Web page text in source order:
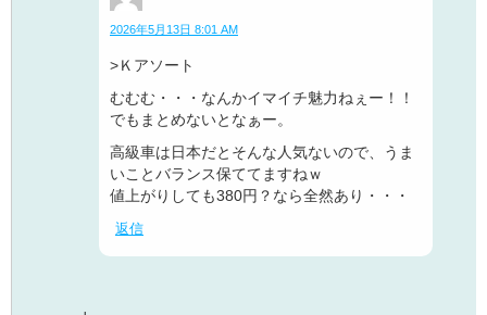
2026年5月13日 8:01 AM
>Ｋアソート
むむむ・・・なんかイマイチ魅力ねぇー！！
でもまとめないとなぁー。
高級車は日本だとそんな人気ないので、うま
いことバランス保ててますねｗ
値上がりしても380円？なら全然あり・・・
返信